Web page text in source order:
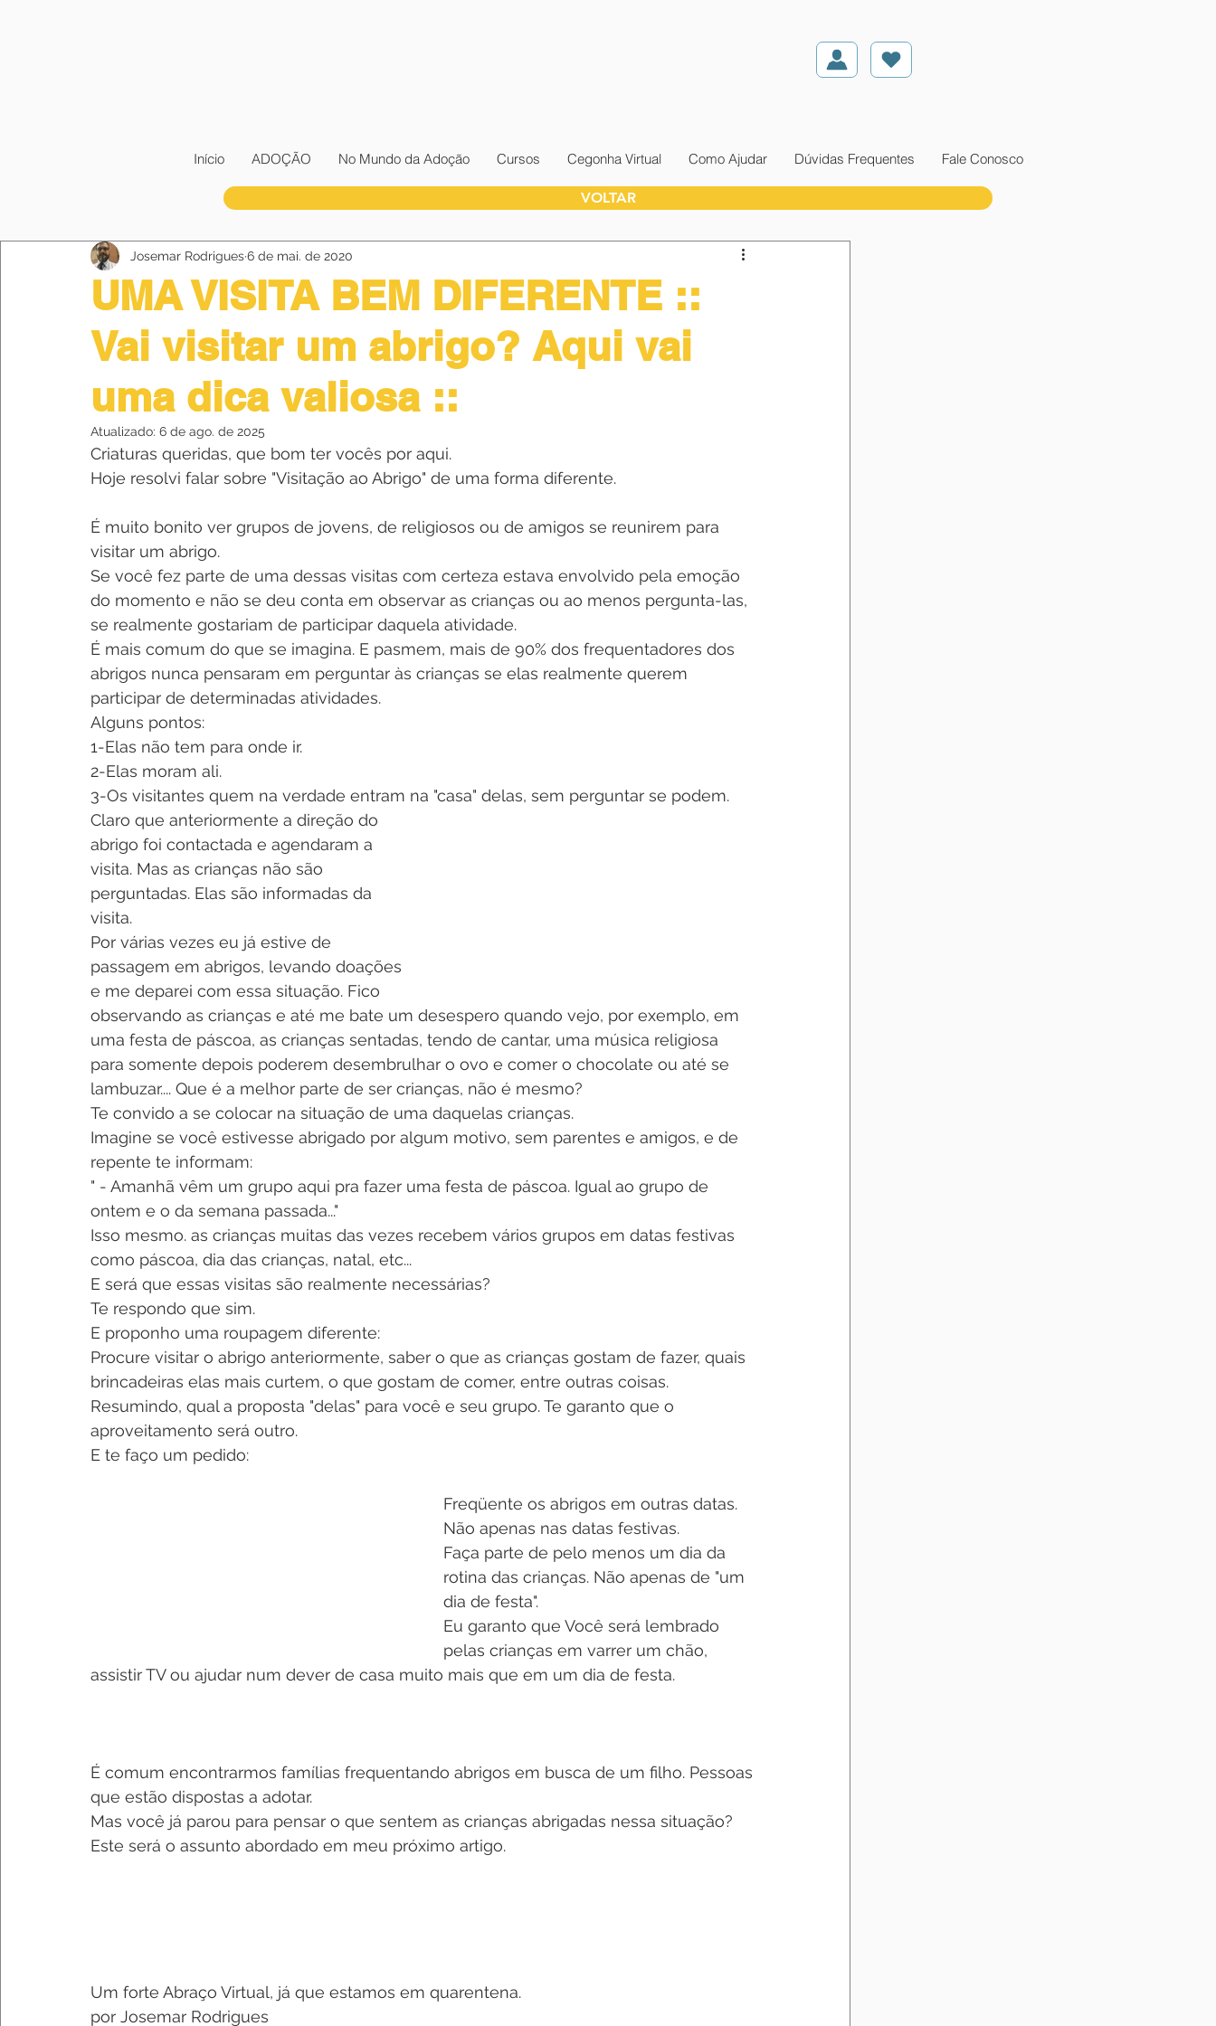
Início ADOÇÃO No Mundo da Adoção Cursos Cegonha Virtual Como Ajudar Dúvidas Frequentes Fale Conosco
VOLTAR
UMA VISITA BEM DIFERENTE ::
Vai visitar um abrigo? Aqui vai
uma dica valiosa ::
Josemar Rodrigues6 de mai. de 2020
Atualizado: 6 de ago. de 2025
Criaturas queridas, que bom ter vocês por aqui.
Hoje resolvi falar sobre "Visitação ao Abrigo" de uma forma diferente.
É muito bonito ver grupos de jovens, de religiosos ou de amigos se reunirem para
visitar um abrigo.
Se você fez parte de uma dessas visitas com certeza estava envolvido pela emoção
do momento e não se deu conta em observar as crianças ou ao menos pergunta-las,
se realmente gostariam de participar daquela atividade.
É mais comum do que se imagina. E pasmem, mais de 90% dos frequentadores dos
abrigos nunca pensaram em perguntar às crianças se elas realmente querem
participar de determinadas atividades.
Alguns pontos:
1-Elas não tem para onde ir.
2-Elas moram ali.
3-Os visitantes quem na verdade entram na "casa" delas, sem perguntar se podem.
Claro que anteriormente a direção do
abrigo foi contactada e agendaram a
visita. Mas as crianças não são
perguntadas. Elas são informadas da
visita.
Por várias vezes eu já estive de
passagem em abrigos, levando doações
e me deparei com essa situação. Fico
observando as crianças e até me bate um desespero quando vejo, por exemplo, em
uma festa de páscoa, as crianças sentadas, tendo de cantar, uma música religiosa
para somente depois poderem desembrulhar o ovo e comer o chocolate ou até se
lambuzar.... Que é a melhor parte de ser crianças, não é mesmo?
Te convido a se colocar na situação de uma daquelas crianças.
Imagine se você estivesse abrigado por algum motivo, sem parentes e amigos, e de
repente te informam:
" - Amanhã vêm um grupo aqui pra fazer uma festa de páscoa. Igual ao grupo de
ontem e o da semana passada..."
Isso mesmo. as crianças muitas das vezes recebem vários grupos em datas festivas
como páscoa, dia das crianças, natal, etc...
E será que essas visitas são realmente necessárias?
Te respondo que sim.
E proponho uma roupagem diferente:
Procure visitar o abrigo anteriormente, saber o que as crianças gostam de fazer, quais
brincadeiras elas mais curtem, o que gostam de comer, entre outras coisas.
Resumindo, qual a proposta "delas" para você e seu grupo. Te garanto que o
aproveitamento será outro.
E te faço um pedido:
Freqüente os abrigos em outras datas.
Não apenas nas datas festivas.
Faça parte de pelo menos um dia da
rotina das crianças. Não apenas de "um
dia de festa".
Eu garanto que Você será lembrado
pelas crianças em varrer um chão,
assistir TV ou ajudar num dever de casa muito mais que em um dia de festa.
É comum encontrarmos famílias frequentando abrigos em busca de um filho. Pessoas
que estão dispostas a adotar.
Mas você já parou para pensar o que sentem as crianças abrigadas nessa situação?
Este será o assunto abordado em meu próximo artigo.
Um forte Abraço Virtual, já que estamos em quarentena.
por Josemar Rodrigues